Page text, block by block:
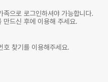
족으로 로그인하셔야 가능합니다.
만드신 후에 이용해 주세요.
호 찾기를 이용해주세요.